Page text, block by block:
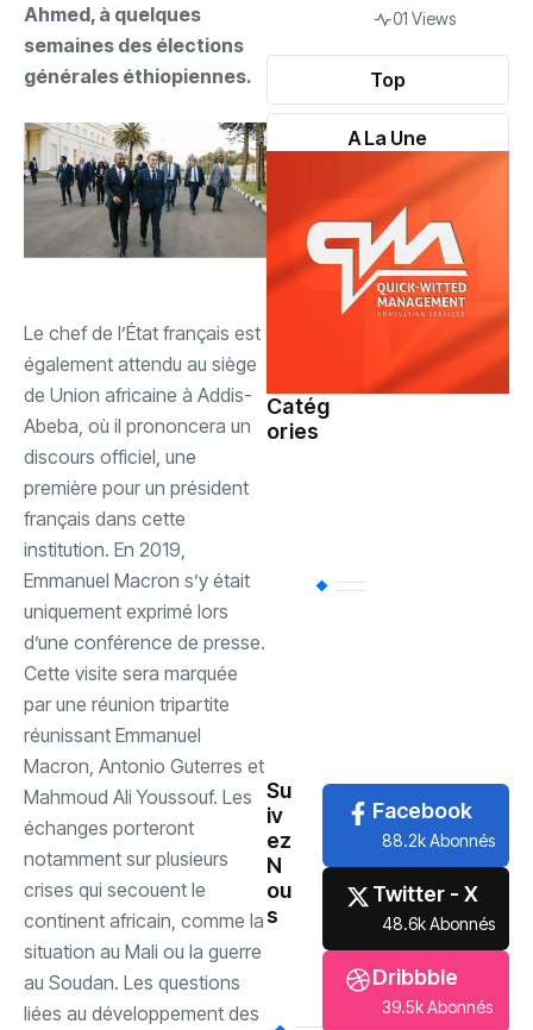
Ahmed, à quelques
semaines des élections
générales éthiopiennes.
‎Le chef de l’État français est
également attendu au siège
de Union africaine à Addis-
Abeba, où il prononcera un
discours officiel, une
première pour un président
français dans cette
institution. En 2019,
Emmanuel Macron s’y était
uniquement exprimé lors
d’une conférence de presse.
‎Cette visite sera marquée
par une réunion tripartite
réunissant Emmanuel
Macron, Antonio Guterres et
Mahmoud Ali Youssouf. Les
échanges porteront
notamment sur plusieurs
crises qui secouent le
continent africain, comme la
situation au Mali ou la guerre
au Soudan. Les questions
liées au développement des
Top
A La Une
01 Views
Catég
ories
Su
iv
ez
N
ou
s
Facebook
88.2k Abonnés
Twitter - X
48.6k Abonnés
Dribbble
39.5k Abonnés